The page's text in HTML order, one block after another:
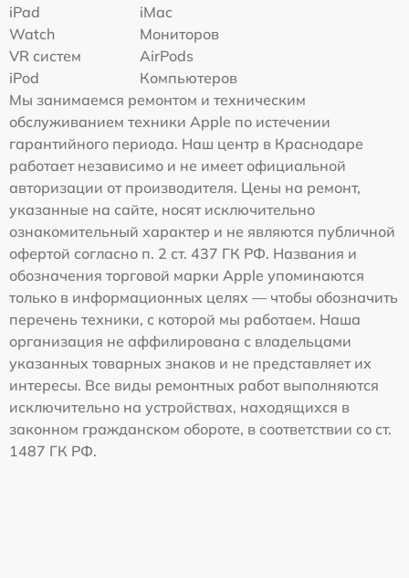
iPad
iMac
Watch
Мониторов
VR систем
AirPods
iPod
Компьютеров
Мы занимаемся ремонтом и техническим
обслуживанием техники Apple по истечении
гарантийного периода. Наш центр в Краснодаре
работает независимо и не имеет официальной
авторизации от производителя. Цены на ремонт,
указанные на сайте, носят исключительно
ознакомительный характер и не являются публичной
офертой согласно п. 2 ст. 437 ГК РФ. Названия и
обозначения торговой марки Apple упоминаются
только в информационных целях — чтобы обозначить
перечень техники, с которой мы работаем. Наша
организация не аффилирована с владельцами
указанных товарных знаков и не представляет их
интересы. Все виды ремонтных работ выполняются
исключительно на устройствах, находящихся в
законном гражданском обороте, в соответствии со ст.
1487 ГК РФ.